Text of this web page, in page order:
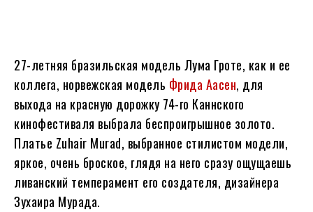
27-летняя бразильская модель Лума Гроте, как и ее
коллега, норвежская модель Фрида Аасен, для
выхода на красную дорожку 74-го Каннского
кинофестиваля выбрала беспроигрышное золото.
Платье Zuhair Murad, выбранное стилистом модели,
яркое, очень броское, глядя на него сразу ощущаешь
ливанский темперамент его создателя, дизайнера
Зухаира Мурада.